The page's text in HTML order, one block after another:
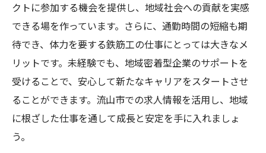
クトに参加する機会を提供し、地域社会への貢献を実感
できる場を作っています。さらに、通勤時間の短縮も期
待でき、体力を要する鉄筋工の仕事にとっては大きなメ
リットです。未経験でも、地域密着型企業のサポートを
受けることで、安心して新たなキャリアをスタートさせ
ることができます。流山市での求人情報を活用し、地域
に根ざした仕事を通して成長と安定を手に入れましょ
う。